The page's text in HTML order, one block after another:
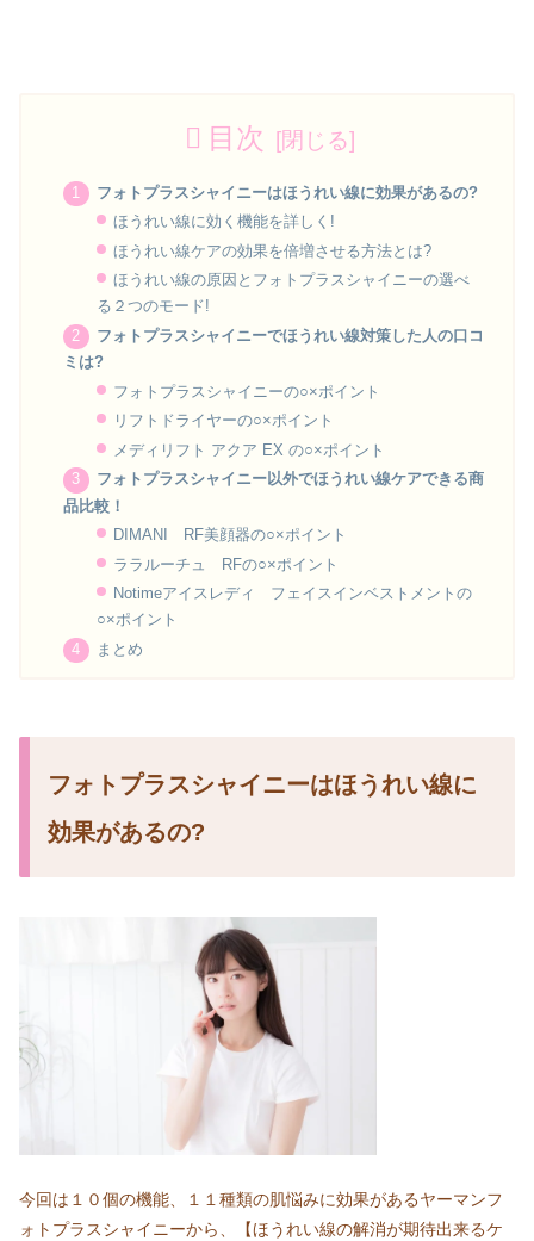
目次
フォトプラスシャイニーはほうれい線に効果があるの?
ほうれい線に効く機能を詳しく!
ほうれい線ケアの効果を倍増させる方法とは?
ほうれい線の原因とフォトプラスシャイニーの選べ
る２つのモード!
フォトプラスシャイニーでほうれい線対策した人の口コ
ミは?
フォトプラスシャイニーの○×ポイント
リフトドライヤーの○×ポイント
メディリフト アクア EX の○×ポイント
フォトプラスシャイニー以外でほうれい線ケアできる商
品比較！
DIMANI RF美顔器の○×ポイント
ララルーチュ RFの○×ポイント
Notimeアイスレディ フェイスインベストメントの
○×ポイント
まとめ
フォトプラスシャイニーはほうれい線に
効果があるの?
今回は１０個の機能、１１種類の肌悩みに効果があるヤーマンフ
ォトプラスシャイニーから、【ほうれい線の解消が期待出来るケ